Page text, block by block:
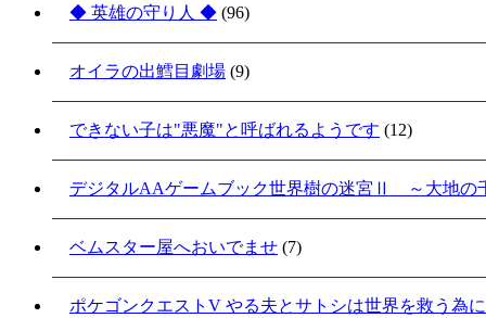
◆ 英雄の守り人 ◆ (96)
オイラの出鱈目劇場 (9)
できない子は"悪魔"と呼ばれるようです (12)
デジタルAAゲームブック世界樹の迷宮Ⅱ ～大地の
ベムスター屋へおいでませ (7)
ポケゴンクエストV やる夫とサトシは世界を救う為